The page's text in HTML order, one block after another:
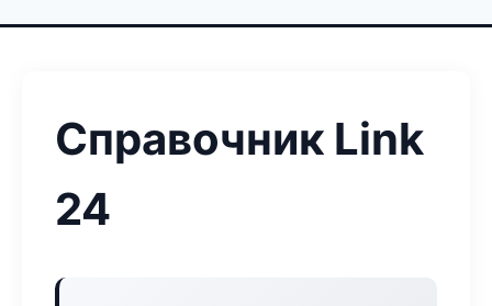
Справочник Link
24